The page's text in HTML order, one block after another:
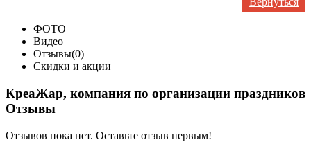
ФОТО
Видео
Отзывы(0)
Скидки и акции
КреаЖар, компания по организации праздников
Отзывы
Отзывов пока нет. Оставьте отзыв первым!